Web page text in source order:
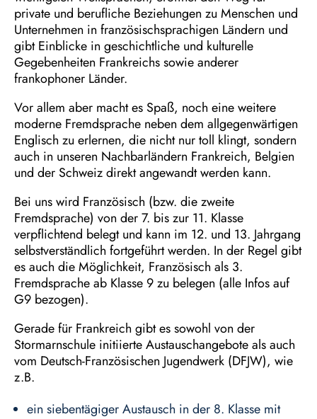
private und berufliche Beziehungen zu Menschen und
Unternehmen in französischsprachigen Ländern und
gibt Einblicke in geschichtliche und kulturelle
Gegebenheiten Frankreichs sowie anderer
frankophoner Länder.
Vor allem aber macht es Spaß, noch eine weitere
moderne Fremdsprache neben dem allgegenwärtigen
Englisch zu erlernen, die nicht nur toll klingt, sondern
auch in unseren Nachbarländern Frankreich, Belgien
und der Schweiz direkt angewandt werden kann.
Bei uns wird Französisch (bzw. die zweite
Fremdsprache) von der 7. bis zur 11. Klasse
verpflichtend belegt und kann im 12. und 13. Jahrgang
selbstverständlich fortgeführt werden. In der Regel gibt
es auch die Möglichkeit, Französisch als 3.
Fremdsprache ab Klasse 9 zu belegen (alle Infos auf
G9 bezogen).
Gerade für Frankreich gibt es sowohl von der
Stormarnschule initiierte Austauschangebote als auch
vom Deutsch-Französischen Jugendwerk (DFJW), wie
z.B.
ein siebentägiger Austausch in der 8. Klasse mit